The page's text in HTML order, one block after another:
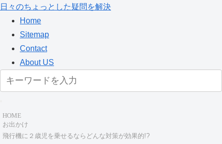
日々のちょっとした疑問を解決
Home
Sitemap
Contact
About US
HOME
お出かけ
飛行機に２歳児を乗せるならどんな対策が効果的!?